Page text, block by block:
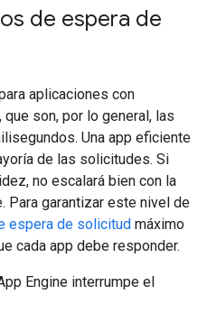
de espera de
aplicaciones con
son, por lo general, las
Una app eficiente
de las solicitudes. Si
no escalará bien con la
Para garantizar este nivel de
espera de solicitud máximo
cada app debe responder.
Engine interrumpe el